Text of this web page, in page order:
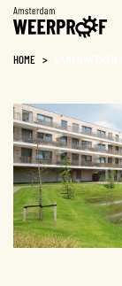
Weerproof
HOME >